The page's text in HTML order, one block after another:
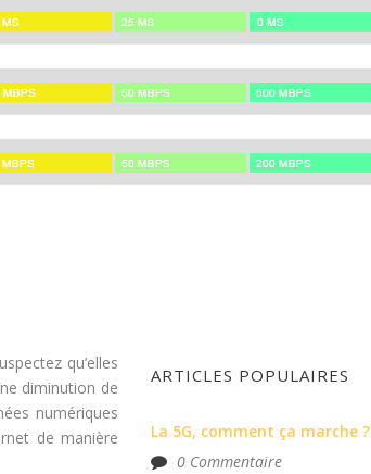
qu’elles
diminution de
numériques
de manière
ARTICLES POPULAIRES
La 5G, comment ça marche ?
0 Commentaire